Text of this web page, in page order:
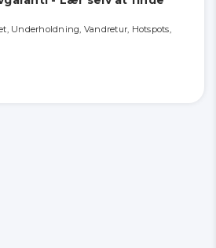
Underholdning, Vandretur, Hotspots,